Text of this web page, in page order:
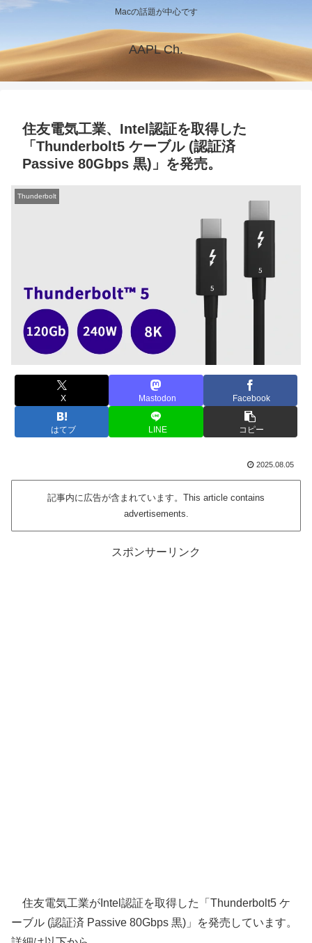
Macの話題が中心です
AAPL Ch.
住友電気工業、Intel認証を取得した
「Thunderbolt5 ケーブル (認証済
Passive 80Gbps 黒)」を発売。
Thunderbolt
X Mastodon Facebook
はてブ LINE コピー
2025.08.05
記事内に広告が含まれています。This article contains
advertisements.
スポンサーリンク
住友電気工業がIntel認証を取得した「Thunderbolt5 ケ
ーブル (認証済 Passive 80Gbps 黒)」を発売しています。